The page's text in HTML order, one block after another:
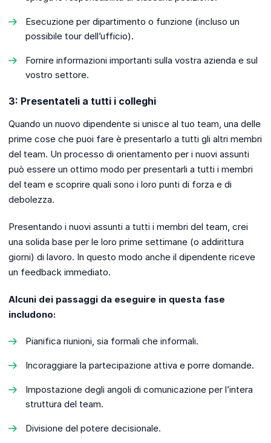
Esecuzione per dipartimento o funzione (incluso un
possibile tour dell’ufficio).
Fornire informazioni importanti sulla vostra azienda e sul
vostro settore.
3: Presentateli a tutti i colleghi
Quando un nuovo dipendente si unisce al tuo team, una delle
prime cose che puoi fare è presentarlo a tutti gli altri membri
del team. Un processo di orientamento per i nuovi assunti
può essere un ottimo modo per presentarli a tutti i membri
del team e scoprire quali sono i loro punti di forza e di
debolezza.
Presentando i nuovi assunti a tutti i membri del team, crei
una solida base per le loro prime settimane (o addirittura
giorni) di lavoro. In questo modo anche il dipendente riceve
un feedback immediato.
Alcuni dei passaggi da eseguire in questa fase
includono:
Pianifica riunioni, sia formali che informali.
Incoraggiare la partecipazione attiva e porre domande.
Impostazione degli angoli di comunicazione per l’intera
struttura del team.
Divisione del potere decisionale.